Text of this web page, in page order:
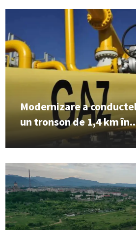
Modernizare a
un tronson de 1,4 km